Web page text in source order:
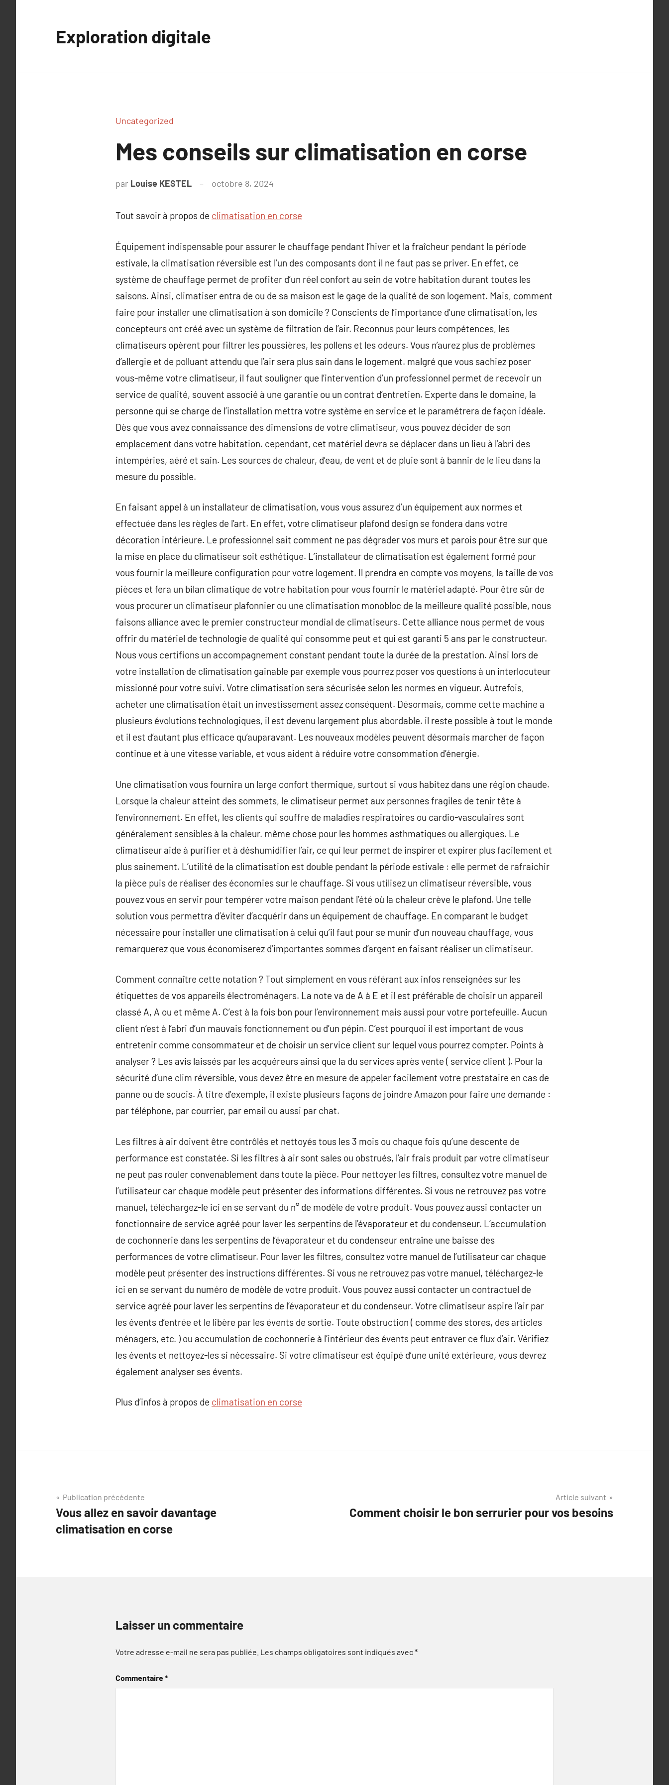
Exploration digitale
Uncategorized
Mes conseils sur climatisation en corse
par Louise KESTEL octobre 8, 2024
Tout savoir à propos de climatisation en corse
Équipement indispensable pour assurer le chauffage pendant l’hiver et la fraîcheur pendant la période
estivale, la climatisation réversible est l’un des composants dont il ne faut pas se priver. En effet, ce
système de chauffage permet de profiter d’un réel confort au sein de votre habitation durant toutes les
saisons. Ainsi, climatiser entra de ou de sa maison est le gage de la qualité de son logement. Mais, comment
faire pour installer une climatisation à son domicile ? Conscients de l’importance d’une climatisation, les
concepteurs ont créé avec un système de filtration de l’air. Reconnus pour leurs compétences, les
climatiseurs opèrent pour filtrer les poussières, les pollens et les odeurs. Vous n’aurez plus de problèmes
d’allergie et de polluant attendu que l’air sera plus sain dans le logement. malgré que vous sachiez poser
vous-même votre climatiseur, il faut souligner que l’intervention d’un professionnel permet de recevoir un
service de qualité, souvent associé à une garantie ou un contrat d’entretien. Experte dans le domaine, la
personne qui se charge de l’installation mettra votre système en service et le paramétrera de façon idéale.
Dès que vous avez connaissance des dimensions de votre climatiseur, vous pouvez décider de son
emplacement dans votre habitation. cependant, cet matériel devra se déplacer dans un lieu à l’abri des
intempéries, aéré et sain. Les sources de chaleur, d’eau, de vent et de pluie sont à bannir de le lieu dans la
mesure du possible.
En faisant appel à un installateur de climatisation, vous vous assurez d’un équipement aux normes et
effectuée dans les règles de l’art. En effet, votre climatiseur plafond design se fondera dans votre
décoration intérieure. Le professionnel sait comment ne pas dégrader vos murs et parois pour être sur que
la mise en place du climatiseur soit esthétique. L’installateur de climatisation est également formé pour
vous fournir la meilleure configuration pour votre logement. Il prendra en compte vos moyens, la taille de vos
pièces et fera un bilan climatique de votre habitation pour vous fournir le matériel adapté. Pour être sûr de
vous procurer un climatiseur plafonnier ou une climatisation monobloc de la meilleure qualité possible, nous
faisons alliance avec le premier constructeur mondial de climatiseurs. Cette alliance nous permet de vous
offrir du matériel de technologie de qualité qui consomme peut et qui est garanti 5 ans par le constructeur.
Nous vous certifions un accompagnement constant pendant toute la durée de la prestation. Ainsi lors de
votre installation de climatisation gainable par exemple vous pourrez poser vos questions à un interlocuteur
missionné pour votre suivi. Votre climatisation sera sécurisée selon les normes en vigueur. Autrefois,
acheter une climatisation était un investissement assez conséquent. Désormais, comme cette machine a
plusieurs évolutions technologiques, il est devenu largement plus abordable. il reste possible à tout le monde
et il est d’autant plus efficace qu’auparavant. Les nouveaux modèles peuvent désormais marcher de façon
continue et à une vitesse variable, et vous aident à réduire votre consommation d’énergie.
Une climatisation vous fournira un large confort thermique, surtout si vous habitez dans une région chaude.
Lorsque la chaleur atteint des sommets, le climatiseur permet aux personnes fragiles de tenir tête à
l’environnement. En effet, les clients qui souffre de maladies respiratoires ou cardio-vasculaires sont
généralement sensibles à la chaleur. même chose pour les hommes asthmatiques ou allergiques. Le
climatiseur aide à purifier et à déshumidifier l’air, ce qui leur permet de inspirer et expirer plus facilement et
plus sainement. L’utilité de la climatisation est double pendant la période estivale : elle permet de rafraichir
la pièce puis de réaliser des économies sur le chauffage. Si vous utilisez un climatiseur réversible, vous
pouvez vous en servir pour tempérer votre maison pendant l’été où la chaleur crève le plafond. Une telle
solution vous permettra d’éviter d’acquérir dans un équipement de chauffage. En comparant le budget
nécessaire pour installer une climatisation à celui qu’il faut pour se munir d’un nouveau chauffage, vous
remarquerez que vous économiserez d’importantes sommes d’argent en faisant réaliser un climatiseur.
Comment connaître cette notation ? Tout simplement en vous référant aux infos renseignées sur les
étiquettes de vos appareils électroménagers. La note va de A à E et il est préférable de choisir un appareil
classé A, A ou et même A. C’est à la fois bon pour l’environnement mais aussi pour votre portefeuille. Aucun
client n’est à l’abri d’un mauvais fonctionnement ou d’un pépin. C’est pourquoi il est important de vous
entretenir comme consommateur et de choisir un service client sur lequel vous pourrez compter. Points à
analyser ? Les avis laissés par les acquéreurs ainsi que la du services après vente ( service client ). Pour la
sécurité d’une clim réversible, vous devez être en mesure de appeler facilement votre prestataire en cas de
panne ou de soucis. À titre d’exemple, il existe plusieurs façons de joindre Amazon pour faire une demande :
par téléphone, par courrier, par email ou aussi par chat.
Les filtres à air doivent être contrôlés et nettoyés tous les 3 mois ou chaque fois qu’une descente de
performance est constatée. Si les filtres à air sont sales ou obstrués, l’air frais produit par votre climatiseur
ne peut pas rouler convenablement dans toute la pièce. Pour nettoyer les filtres, consultez votre manuel de
l’utilisateur car chaque modèle peut présenter des informations différentes. Si vous ne retrouvez pas votre
manuel, téléchargez-le ici en se servant du n° de modèle de votre produit. Vous pouvez aussi contacter un
fonctionnaire de service agréé pour laver les serpentins de l’évaporateur et du condenseur. L’accumulation
de cochonnerie dans les serpentins de l’évaporateur et du condenseur entraîne une baisse des
performances de votre climatiseur. Pour laver les filtres, consultez votre manuel de l’utilisateur car chaque
modèle peut présenter des instructions différentes. Si vous ne retrouvez pas votre manuel, téléchargez-le
ici en se servant du numéro de modèle de votre produit. Vous pouvez aussi contacter un contractuel de
service agréé pour laver les serpentins de l’évaporateur et du condenseur. Votre climatiseur aspire l’air par
les évents d’entrée et le libère par les évents de sortie. Toute obstruction ( comme des stores, des articles
ménagers, etc. ) ou accumulation de cochonnerie à l’intérieur des évents peut entraver ce flux d’air. Vérifiez
les évents et nettoyez-les si nécessaire. Si votre climatiseur est équipé d’une unité extérieure, vous devrez
également analyser ses évents.
Plus d’infos à propos de climatisation en corse
Navigation
de
l’article
Publication précédente
Vous allez en savoir davantage
climatisation en corse
Article suivant
Comment choisir le bon serrurier pour vos besoins
Laisser un commentaire
Votre adresse e-mail ne sera pas publiée. Les champs obligatoires sont indiqués avec*
Commentaire*